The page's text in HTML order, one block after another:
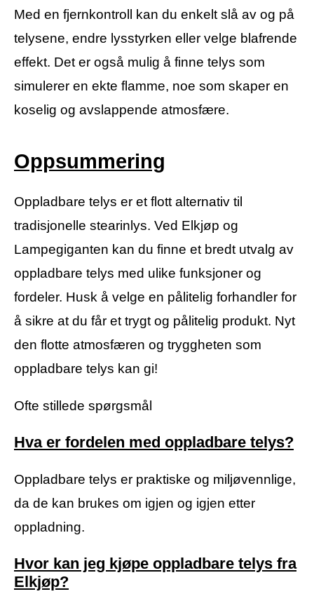
Med en fjernkontroll kan du enkelt slå av og på
telysene, endre lysstyrken eller velge blafrende
effekt. Det er også mulig å finne telys som
simulerer en ekte flamme, noe som skaper en
koselig og avslappende atmosfære.
Oppsummering
Oppladbare telys er et flott alternativ til
tradisjonelle stearinlys. Ved Elkjøp og
Lampegiganten kan du finne et bredt utvalg av
oppladbare telys med ulike funksjoner og
fordeler. Husk å velge en pålitelig forhandler for
å sikre at du får et trygt og pålitelig produkt. Nyt
den flotte atmosfæren og tryggheten som
oppladbare telys kan gi!
Ofte stillede spørgsmål
Hva er fordelen med oppladbare telys?
Oppladbare telys er praktiske og miljøvennlige,
da de kan brukes om igjen og igjen etter
oppladning.
Hvor kan jeg kjøpe oppladbare telys fra
Elkjøp?